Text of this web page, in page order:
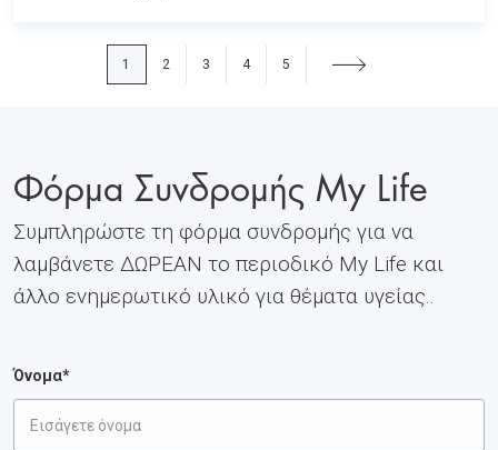
1 2 3 4 5
Φόρμα Συνδρομής My Life
Συμπληρώστε τη φόρμα συνδρομής για να
λαμβάνετε ΔΩΡΕΑΝ το περιοδικό My Life και
άλλο ενημερωτικό υλικό για θέματα υγείας..
Όνομα*